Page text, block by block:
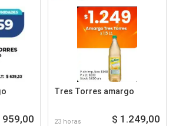
959,00
Tres Torres amargo
23 horas $ 1.249,00